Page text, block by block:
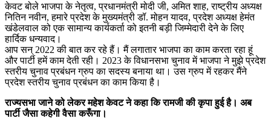
केवट बोले भाजपा के नेतृत्व, प्रधानमंत्री मोदी जी, अमित शाह, राष्ट्रीय अध्यक्ष
नितिन नवीन, हमारे प्रदेश के मुख्यमंत्री डॉ. मोहन यादव, प्रदेश अध्यक्ष हेमंत
खंडेलवाल को एक सामान्य कार्यकर्ता को इतनी बड़ी जिम्मेदारी देने के लिए
हार्दिक धन्यवाद।
आप सन् 2022 की बात कर रहे हैं। मैं लगातार भाजपा का काम करता रहा हूं
और पार्टी हमें काम देती रही। 2023 के विधानसभा चुनाव में भाजपा ने मुझे प्रदेश
स्तरीय चुनाव प्रबंधन ग्रुप का सदस्य बनाया था। उस ग्रुप में रहकर मैंने
प्रदेश स्तरीय चुनाव प्रबंधन का काम किया है।
राज्यसभा जाने को लेकर महेश केवट ने कहा कि रामजी की कृपा हुई है। अब
पार्टी जैसा कहेगी वैसा करूँगा।